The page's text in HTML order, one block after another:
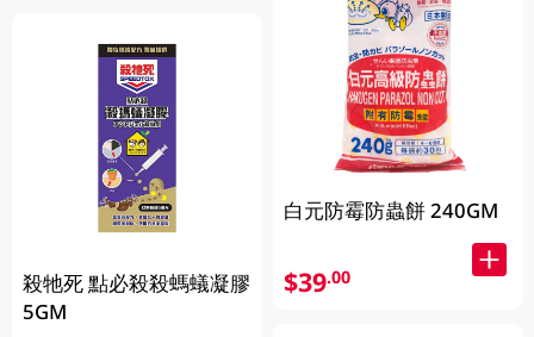
殺牠死 點必殺殺螞蟻凝膠
5GM
白元防霉防蟲餅 240GM
$39.00